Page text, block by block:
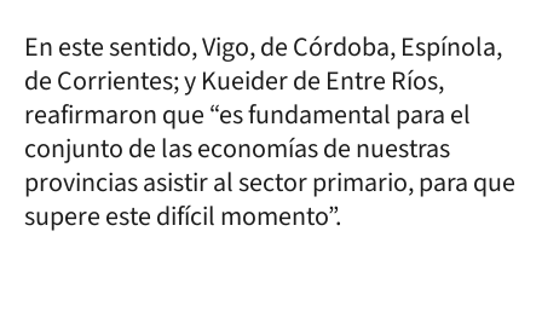
En este sentido, Vigo, de Córdoba, Espínola,
de Corrientes; y Kueider de Entre Ríos,
reafirmaron que “es fundamental para el
conjunto de las economías de nuestras
provincias asistir al sector primario, para que
supere este difícil momento”.